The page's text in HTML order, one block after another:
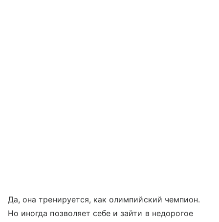
Да, она тренируется, как олимпийский чемпион.
Но иногда позволяет себе и зайти в недорогое